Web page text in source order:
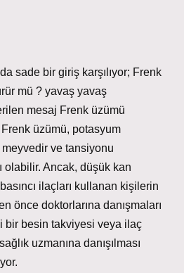
sade bir giriş karşılıyor; Frenk
mü ? yavaş yavaş
mesaj Frenk üzümü
üzümü, potasyum
meyvedir ve tansiyonu
olabilir. Ancak, düşük kan
ilaçları kullanan kişilerin
önce doktorlarına danışmaları
bir besin takviyesi veya ilaç
uzmanına danışılması